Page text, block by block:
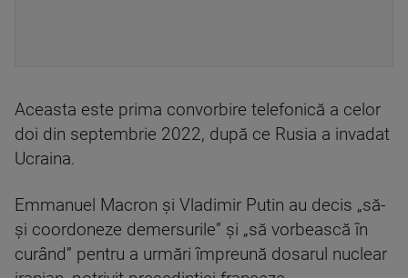
Aceasta este prima convorbire telefonică a celor
doi din septembrie 2022, după ce Rusia a invadat
Ucraina.
Emmanuel Macron și Vladimir Putin au decis „să-
și coordoneze demersurile” și „să vorbească în
curând” pentru a urmări împreună dosarul nuclear